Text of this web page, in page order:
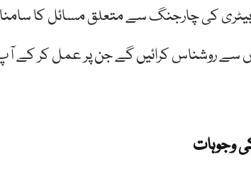
بیٹری کی چارجنگ سے متعلق مسائل کا
روشناس کرائیں گے جن پر عمل کر کے آپ
وجوہات